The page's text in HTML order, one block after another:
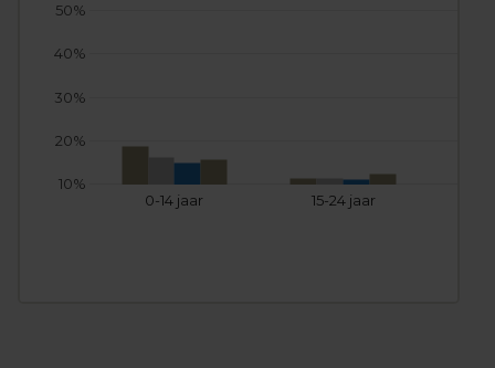
0-14 jaar 15-24 jaar
10%
20%
30%
40%
50%